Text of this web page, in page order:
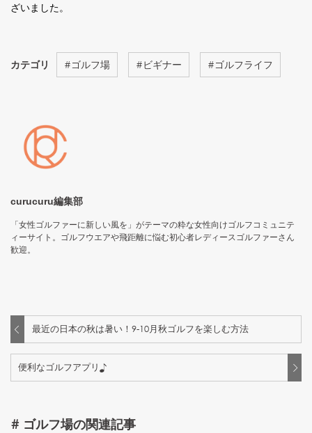
ざいました。
カテゴリ #ゴルフ場 #ビギナー #ゴルフライフ
curucuru編集部
「女性ゴルファーに新しい風を」がテーマの粋な女性向けゴルフコミュニテ
ィーサイト。ゴルフウエアや飛距離に悩む初心者レディースゴルファーさん
歓迎。
最近の日本の秋は暑い！9-10月秋ゴルフを楽しむ方法
便利なゴルフアプリ♪
# ゴルフ場の関連記事